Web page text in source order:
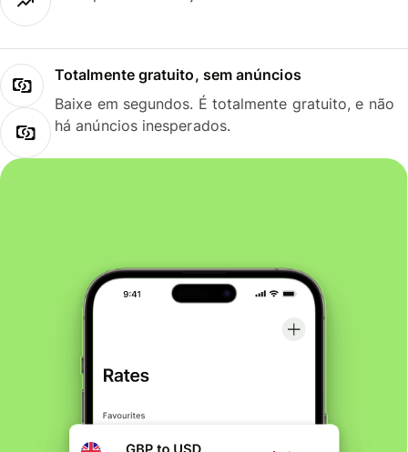
Totalmente gratuito, sem anúncios
Baixe em segundos. É totalmente gratuito, e não
há anúncios inesperados.